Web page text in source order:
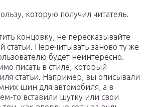
которую получил читатель.
концовку, не пересказывайте
статьи. Перечитывать заново ту же
будет неинтересно.
писать в стиле, который
статьи. Например, вы описывали
шин для автомобиля, а в
то вставили шутку или свои